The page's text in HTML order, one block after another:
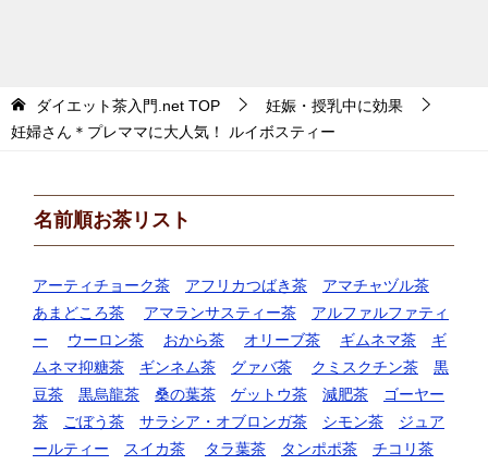
ダイエット茶入門.net TOP
妊娠・授乳中に効果
妊婦さん＊プレママに大人気！ ルイボスティー
名前順お茶リスト
アーティチョーク茶 アフリカつばき茶
アマチャヅル茶
あまどころ茶
アマランサスティー茶
アルファルファティ
ー
ウーロン茶 おから茶 オリーブ茶 ギムネマ茶
ギ
ムネマ抑糖茶
ギンネム茶 グァバ茶 クミスクチン茶
黒
豆茶
黒烏龍茶 桑の葉茶 ゲットウ茶 減肥茶
ゴーヤー
茶
ごぼう茶 サラシア・オブロンガ茶 シモン茶
ジュア
ールティー
スイカ茶 タラ葉茶 タンポポ茶
チコリ茶